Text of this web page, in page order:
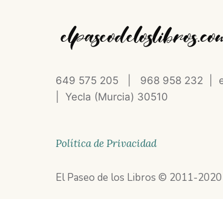
649 575 205 968 958 232
| Yecla (Murcia) 30510
Política de Privacidad
El Paseo de los Libros © 2011-